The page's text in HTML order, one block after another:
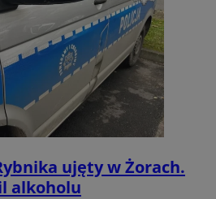
ujęty w Żorach.
alkoholu